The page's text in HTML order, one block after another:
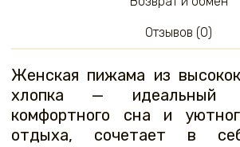
Женская пижама из
хлопка — идеальный
комфортного сна и
отдыха, сочетает в
Отзывов (0)